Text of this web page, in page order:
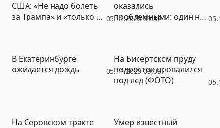
05.11.2020 09:37
США: «Не надо болеть
за Трампа» и «только в
оказались
проблемными: один не
05.11.2020 09:09
В Екатеринбурге
ожидается дождь
На Бисертском пруду
подросток провалился
под лед (ФОТО)
На Серовском тракте
Умер известный